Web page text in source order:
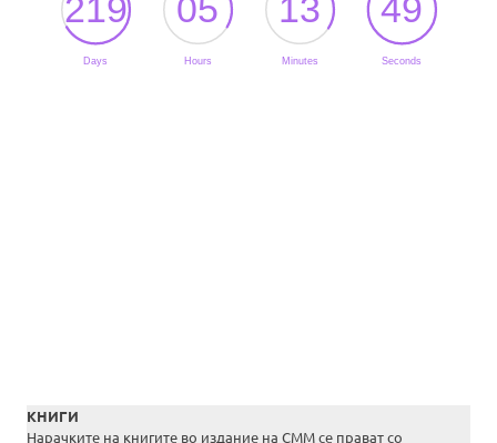
КНИГИ
Нарачките на книгите во издание на СММ се прават со